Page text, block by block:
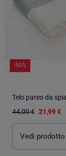
-50%
44,00 € 21,99 €
Vedi prodotto